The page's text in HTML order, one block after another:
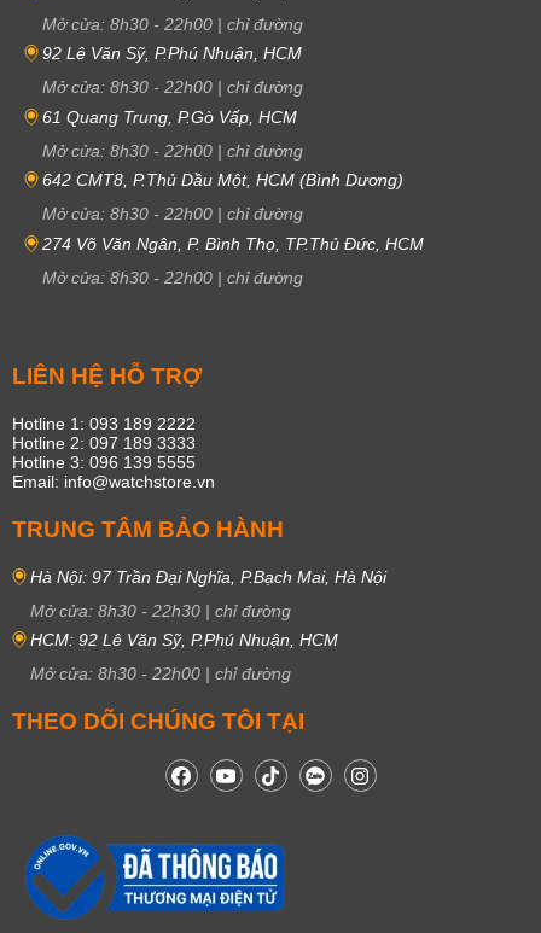
Mở cửa: 8h30 - 22h00 | chỉ đường
92 Lê Văn Sỹ, P.Phú Nhuận, HCM
Mở cửa: 8h30 - 22h00 | chỉ đường
61 Quang Trung, P.Gò Vấp, HCM
Mở cửa: 8h30 - 22h00 | chỉ đường
642 CMT8, P.Thủ Dầu Một, HCM (Bình Dương)
Mở cửa: 8h30 - 22h00 | chỉ đường
274 Võ Văn Ngân, P. Bình Thọ, TP.Thủ Đức, HCM
Mở cửa: 8h30 - 22h00 | chỉ đường
LIÊN HỆ HỖ TRỢ
Hotline 1: 093 189 2222
Hotline 2: 097 189 3333
Hotline 3: 096 139 5555
Email: info@watchstore.vn
TRUNG TÂM BẢO HÀNH
Hà Nội: 97 Trần Đại Nghĩa, P.Bạch Mai, Hà Nội
Mở cửa: 8h30 - 22h30 | chỉ đường
HCM: 92 Lê Văn Sỹ, P.Phú Nhuận, HCM
Mở cửa: 8h30 - 22h00 | chỉ đường
THEO DÕI CHÚNG TÔI TẠI